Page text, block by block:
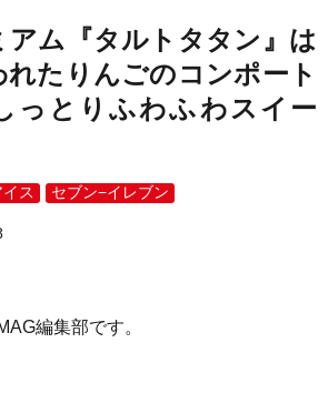
ム『タルトタタン』は
たりんごのコンポート
っとりふわふわスイー
ス セブン−イレブン
編集部です。